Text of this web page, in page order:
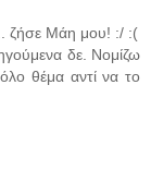
ζήσε Μάη μου! :/ :(
δε. Νομίζω
θέμα αντί να το